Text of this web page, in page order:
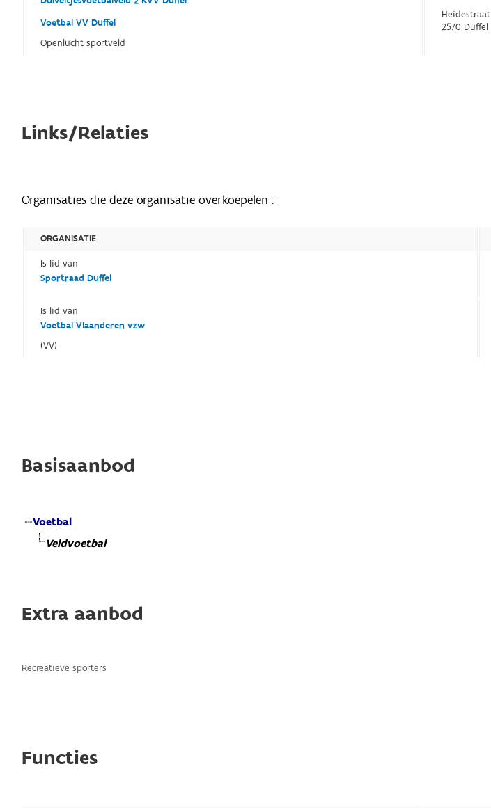
Voetbal VV Duffel
Openlucht sportveld
Heidestraat
2570 Duffel
Links/Relaties
Organisaties die deze organisatie overkoepelen :
ORGANISATIE
Is lid van
Sportraad Duffel
Is lid van
Voetbal Vlaanderen vzw
(VV)
Basisaanbod
Voetbal
Veldvoetbal
Extra aanbod
Recreatieve sporters
Functies